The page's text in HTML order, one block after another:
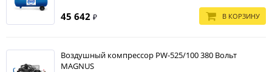
45 642 ₽ В КОРЗИНУ
Воздушный компрессор PW-525/100 380 Вольт
MAGNUS